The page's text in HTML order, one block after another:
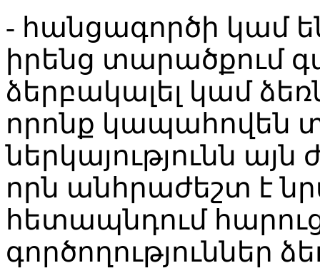
- հանցագործի կամ
իրենց տարածքում
ձերբակալել կամ
որոնք կապահովեն
ներկայությունն
որն անհրաժեշտ է
հետապնդում
գործողություններ